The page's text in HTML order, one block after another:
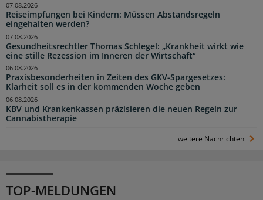
Reiseimpfungen bei Kindern: Müssen Abstandsregeln
eingehalten werden?
07.08.2026
Gesundheitsrechtler Thomas Schlegel: „Krankheit wirkt wie
eine stille Rezession im Inneren der Wirtschaft“
07.08.2026
Praxisbesonderheiten in Zeiten des GKV-Spargesetzes:
Klarheit soll es in der kommenden Woche geben
06.08.2026
KBV und Krankenkassen präzisieren die neuen Regeln zur
Cannabistherapie
06.08.2026
weitere Nachrichten
TOP-MELDUNGEN